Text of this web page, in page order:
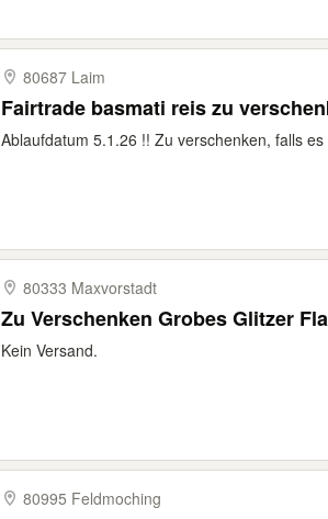
80687 Laim
Fairtrade basmati reis zu
Ablaufdatum 5.1.26 !! Zu verschenken, falls
80333 Maxvorstadt
Zu Verschenken Grobes Glitzer
Kein Versand.
80995 Feldmoching